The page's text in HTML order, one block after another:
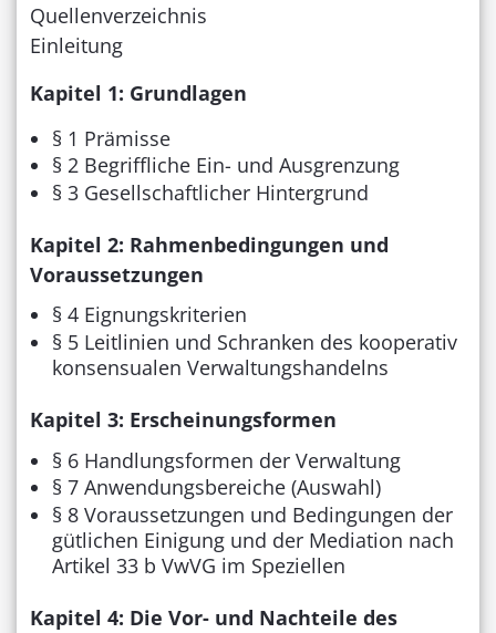
Quellenverzeichnis
Einleitung
Kapitel 1: Grundlagen
§ 1 Prämisse
§ 2 Begriffliche Ein- und Ausgrenzung
§ 3 Gesellschaftlicher Hintergrund
Kapitel 2: Rahmenbedingungen und
Voraussetzungen
§ 4 Eignungskriterien
§ 5 Leitlinien und Schranken des kooperativ
konsensualen Verwaltungshandelns
Kapitel 3: Erscheinungsformen
§ 6 Handlungsformen der Verwaltung
§ 7 Anwendungsbereiche (Auswahl)
§ 8 Voraussetzungen und Bedingungen der
gütlichen Einigung und der Mediation nach
Artikel 33 b VwVG im Speziellen
Kapitel 4: Die Vor- und Nachteile des